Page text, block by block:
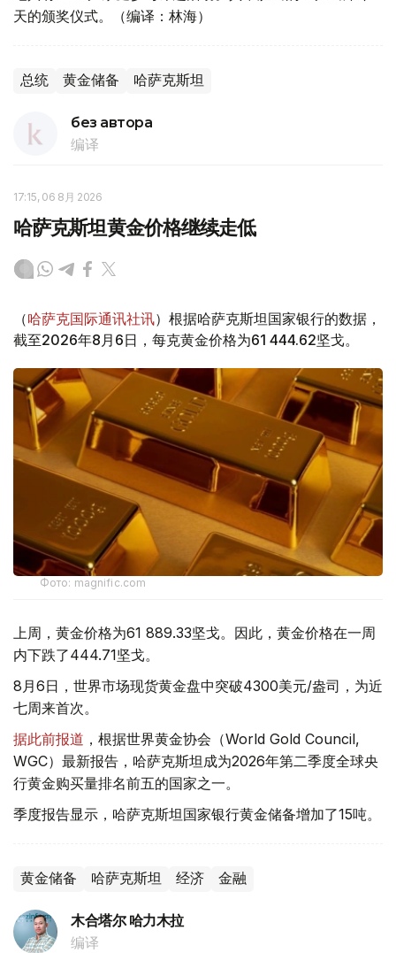
天的颁奖仪式。（编译：林海）
总统 黄金储备 哈萨克斯坦
без автора
编译
17:15, 06 8月 2026
哈萨克斯坦黄金价格继续走低
（哈萨克国际通讯社讯）根据哈萨克斯坦国家银行的数据，
截至2026年8月6日，每克黄金价格为61 444.62坚戈。
Фото: magnific.com
上周，黄金价格为61 889.33坚戈。因此，黄金价格在一周
内下跌了444.71坚戈。
8月6日，世界市场现货黄金盘中突破4300美元/盎司，为近
七周来首次。
据此前报道 ，根据世界黄金协会（World Gold Council,
WGC）最新报告，哈萨克斯坦成为2026年第二季度全球央
行黄金购买量排名前五的国家之一。
季度报告显示，哈萨克斯坦国家银行黄金储备增加了15吨。
黄金储备 哈萨克斯坦 经济 金融
木合塔尔 哈力木拉
编译